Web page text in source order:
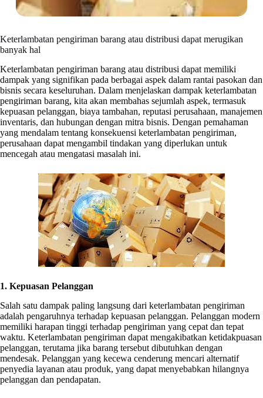
Keterlambatan pengiriman barang atau distribusi dapat merugikan
banyak hal
Keterlambatan pengiriman barang atau distribusi dapat memiliki
dampak yang signifikan pada berbagai aspek dalam rantai pasokan dan
bisnis secara keseluruhan. Dalam menjelaskan dampak keterlambatan
pengiriman barang, kita akan membahas sejumlah aspek, termasuk
kepuasan pelanggan, biaya tambahan, reputasi perusahaan, manajemen
inventaris, dan hubungan dengan mitra bisnis. Dengan pemahaman
yang mendalam tentang konsekuensi keterlambatan pengiriman,
perusahaan dapat mengambil tindakan yang diperlukan untuk
mencegah atau mengatasi masalah ini.
1. Kepuasan Pelanggan
Salah satu dampak paling langsung dari keterlambatan pengiriman
adalah pengaruhnya terhadap kepuasan pelanggan. Pelanggan modern
memiliki harapan tinggi terhadap pengiriman yang cepat dan tepat
waktu. Keterlambatan pengiriman dapat mengakibatkan ketidakpuasan
pelanggan, terutama jika barang tersebut dibutuhkan dengan
mendesak. Pelanggan yang kecewa cenderung mencari alternatif
penyedia layanan atau produk, yang dapat menyebabkan hilangnya
pelanggan dan pendapatan.